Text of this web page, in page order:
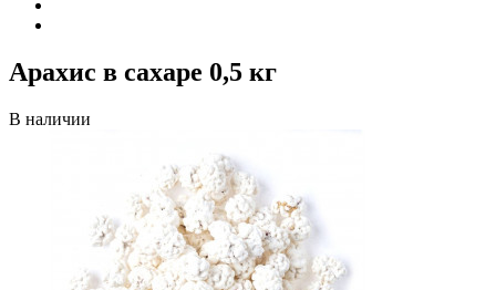
Арахис в сахаре 0,5 кг
В наличии